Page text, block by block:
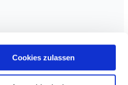
Cookies zulassen